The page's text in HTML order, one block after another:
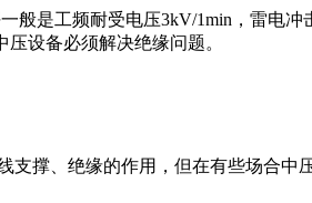
是工频耐受电压3kV/1min，雷电
设备必须解决绝缘问题。
撑、绝缘的作用，但在有些场合中